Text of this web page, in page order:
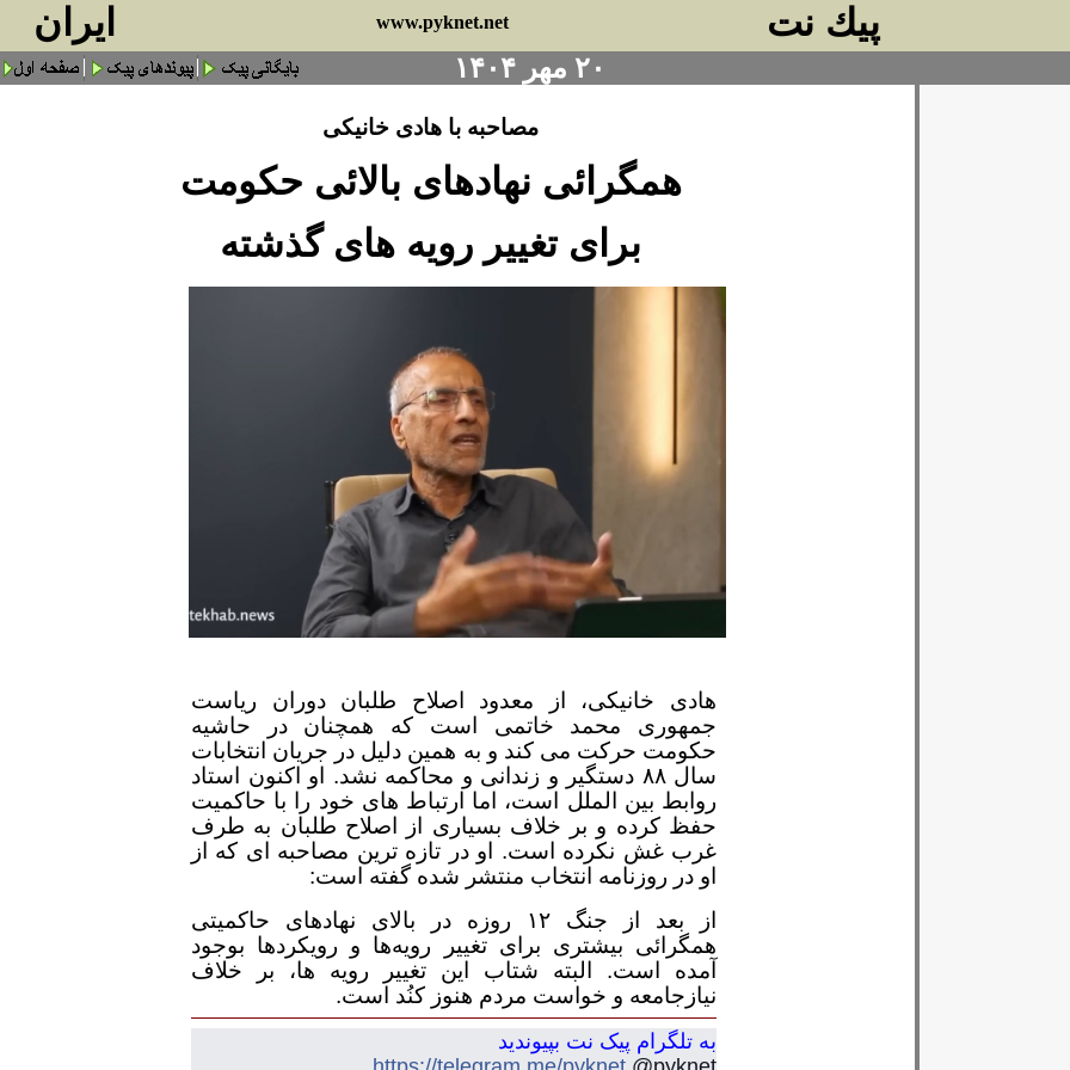
ايران www.pyknet.net پيك نت
۲۰ مهر ۱۴۰۴
مصاحبه با هادی خانیکی
همگرائی نهادهای بالائی حکومت
برای تغییر رویه های گذشته
هادی خانیکی، از معدود اصلاح طلبان دوران ریاست
جمهوری محمد خاتمی است که همچنان در حاشیه
حکومت حرکت می کند و به همین دلیل در جریان انتخابات
سال ۸۸ دستگیر و زندانی و محاکمه نشد. او اکنون استاد
روابط بین الملل است، اما ارتباط های خود را با حاکمیت
حفظ کرده و بر خلاف بسیاری از اصلاح طلبان به طرف
غرب غش نکرده است. او در تازه ترین مصاحبه ای که از
او در روزنامه انتخاب منتشر شده گفته است:
از بعد از جنگ ۱۲ روزه در بالای نهادهای حاکمیتی
همگرائی بیشتری برای تغییر رویه‌ها و رویکردها بوجود
آمده است. البته شتاب این تغییر رویه ها، بر خلاف
نیازجامعه و خواست مردم هنوز کنُد است.
به تلگرام پیک نت بپیوندید